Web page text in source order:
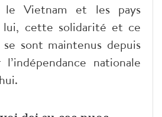
Vietnam et les pays
lui, cette solidarité et ce
sont maintenus depuis
nationale